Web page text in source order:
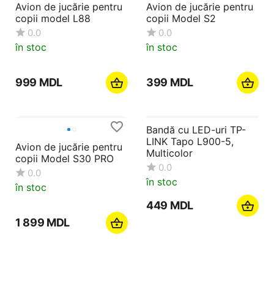
Avion de jucărie pentru
copii model L88
0.0
în stoc
‍999‍ MDL
Avion de jucărie pentru
copii Model S2
0.0
în stoc
‍399‍ MDL
Avion de jucărie pentru
copii Model S30 PRO
0.0
în stoc
1 899 MDL
Bandă cu LED-uri TP-
LINK Tapo L900-5,
Multicolor
0.0
în stoc
‍449‍ MDL